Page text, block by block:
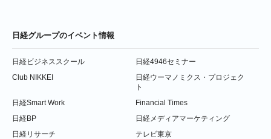
日経グループのイベント情報
日経ビジネススクール
日経4946セミナー
Club NIKKEI
日経ウーマノミクス・プロジェク
ト
日経Smart Work
Financial Times
日経BP
日経メディアマーケティング
日経リサーチ
テレビ東京